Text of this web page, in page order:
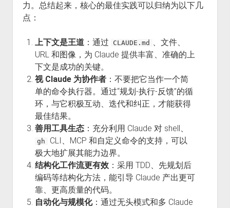
力。总结起来，核心的最佳实践可以归纳为以下几
点：
上下文是王道：通过 CLAUDE.md 、文件、
URL 和图像，为 Claude 提供丰富、准确的上
下文是成功的关键。
视 Claude 为协作者：不要把它当作一个简
单的命令执行器。通过“规划-执行-反馈”的循
环，与它积极互动、迭代和纠正，才能获得
最佳结果。
善用工具生态：充分利用 Claude 对 shell、
gh
CLI、MCP 和自定义命令的支持，可以
极大地扩展其能力边界。
结构化工作流更有效：采用 TDD、先规划后
编码等结构化方法，能引导 Claude 产出更可
靠、更高质量的代码。
自动化与规模化：通过无头模式和多 Claude